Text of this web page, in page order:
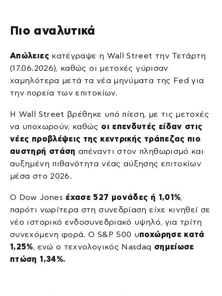
Πιο αναλυτικά
Απώλειεςκατέγραψε η Wall Street την Τετάρτη
(17.06.2026), καθώς οι μετοχές γύρισαν
χαμηλότερα μετά τα νέα μηνύματα της Fed για
την πορεία των επιτοκίων.
Η Wall Street βρέθηκε υπό πίεση, με τις μετοχές
να υποχωρούν, καθώς οι επενδυτές είδαν στις
νέες προβλέψεις της κεντρικής τράπεζας πιο
αυστηρή στάση απέναντι στον πληθωρισμό και
αυξημένη πιθανότητα νέας αύξησης επιτοκίων
μέσα στο 2026.
Ο Dow Jones έχασε 527 μονάδες ή 1,01%,
παρότι νωρίτερα στη συνεδρίαση είχε κινηθεί σε
νέο ιστορικό ενδοσυνεδριακό υψηλό, για τρίτη
συνεχόμενη φορά. Ο S&P 500 υποχώρησε κατά
1,25%, ενώ ο τεχνολογικός Nasdaq σημείωσε
πτώση 1,34%.